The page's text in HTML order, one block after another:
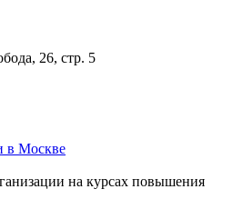
26, стр. 5
в Москве
на курсах повышения